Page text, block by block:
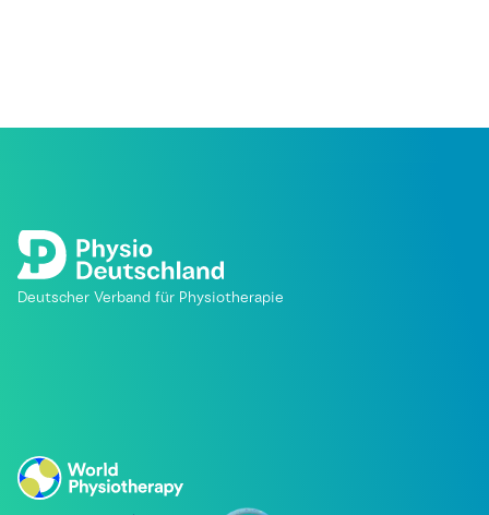
Deutscher Verband für Physiotherapie